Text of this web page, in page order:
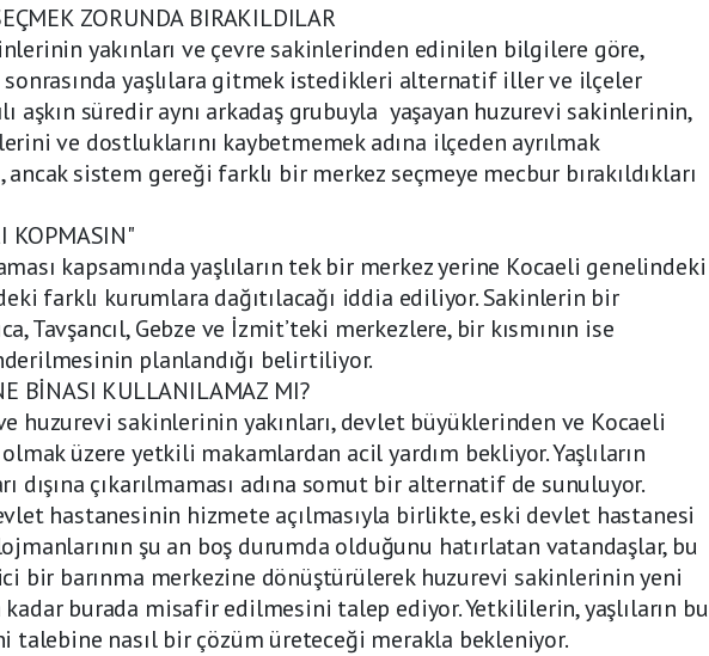
ZORUNDA BIRAKILDILAR
yakınları ve çevre sakinlerinden edinilen bilgilere göre,
sonrasında yaşlılara gitmek istedikleri alternatif iller ve ilçeler
aşkın süredir aynı arkadaş grubuyla yaşayan huzurevi sakinlerinin,
ve dostluklarını kaybetmemek adına ilçeden ayrılmak
sistem gereği farklı bir merkez seçmeye mecbur bırakıldıkları
KOPMASIN"
kapsamında yaşlıların tek bir merkez yerine Kocaeli genelindeki
farklı kurumlara dağıtılacağı iddia ediliyor. Sakinlerin bir
Tavşancıl, Gebze ve İzmit’teki merkezlere, bir kısmının ise
planlandığı belirtiliyor.
BİNASI KULLANILAMAZ MI?
huzurevi sakinlerinin yakınları, devlet büyüklerinden ve Kocaeli
üzere yetkili makamlardan acil yardım bekliyor. Yaşlıların
dışına çıkarılmaması adına somut bir alternatif de sunuluyor.
hastanesinin hizmete açılmasıyla birlikte, eski devlet hastanesi
şu an boş durumda olduğunu hatırlatan vatandaşlar, bu
bir barınma merkezine dönüştürülerek huzurevi sakinlerinin yeni
kadar burada misafir edilmesini talep ediyor. Yetkililerin, yaşlıların bu
talebine nasıl bir çözüm üreteceği merakla bekleniyor.